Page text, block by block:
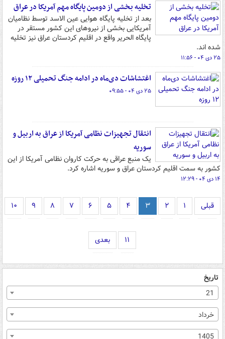
تخلیه بخشی از دومین پایگاه مهم آمریکا در عراق
بعد از تخلیه پایگاه هوایی عین الاسد توسط نظامیان
آمریکایی بخشی از نیروهای این کشور مستقر در
پایگاه الحریر واقع در اقلیم کردستان عراق نیز تخلیه
شده اند.
۲۵ دی ۰۴ - ۱۱:۵۶
اغتشاشات دی‌ماه در ادامه جنگ تحمیلی ۱۲ روزه
۲۵ دی ۰۴ - ۰۹:۵۵
انتقال تجهیزات نظامی آمریکا از عراق به اربیل و
سوریه
یک منبع عراقی به حرکت کاروان نظامی آمریکا از این
کشور به سمت اقلیم کردستان عراق و سوریه اشاره کرد.
۱۴ دی ۰۴ - ۱۲:۲۹
قبلی ۱ ۲ ۳ ۴ ۵ ۶ ۷ ۸ ۹ ۱۰
۱۱ بعدی
تاریخ
21
خرداد
1405